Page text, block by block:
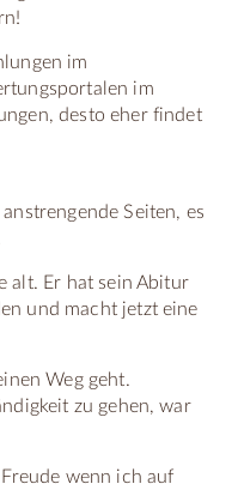
im
im
desto eher findet
Seiten, es
alt. Er hat sein Abitur
und macht jetzt eine
Weg geht.
zu gehen, war
wenn ich auf